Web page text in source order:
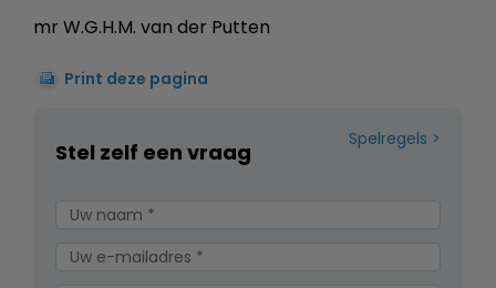
mr W.G.H.M. van der Putten
Print deze pagina
Spelregels
Stel zelf een vraag